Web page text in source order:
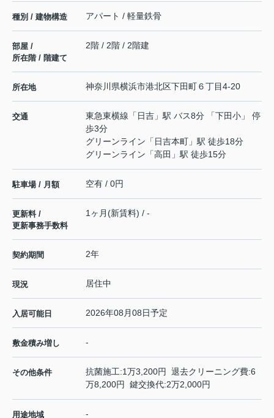
種別 / 建物構造 アパート / 軽量鉄骨
部屋 /
所在階 / 階建て
2階 / 2階 / 2階建
所在地 神奈川県横浜市港北区下田町６丁目4-20
交通 東急東横線 「 日吉 」駅 バス8分 「下田小」 停
歩3分
グリーンライン 「 日吉本町 」駅 徒歩18分
グリーンライン 「高田 」駅 徒歩15分
駐車場 / 月額 空有 / 0円
更新料 /
更新事務手数料
1ヶ月(新賃料) / -
契約期間 2年
現況 居住中
入居可能日 2026年08月08日予定
敷金積み増し -
その他条件
抗菌施工:1万3,200円 退去クリーニング費:6
万8,200円 鍵交換代:2万2,000円
用途地域 -